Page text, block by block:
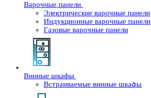
Варочные панели
Электрические варочные панели
Индукционные варочные панели
Газовые варочные панели
Винные шкафы
Встраиваемые винные шкафы